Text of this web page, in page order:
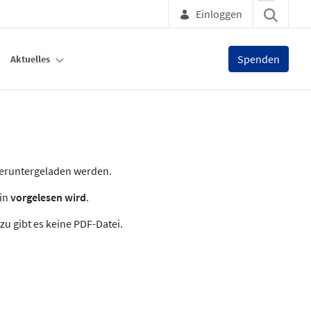
Einloggen
Aktuelles Spenden
werden.
vorgelesen wird.
gibt es keine PDF-Datei.